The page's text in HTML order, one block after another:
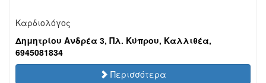
Καρδιολόγος
Δημητρίου Ανδρέα 3, Πλ. Κύπρου, Καλλιθέα,
6945081834
Περισσότερα